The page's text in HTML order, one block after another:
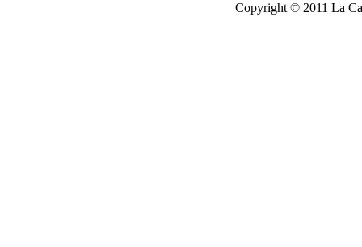
Copyright © 2011 La